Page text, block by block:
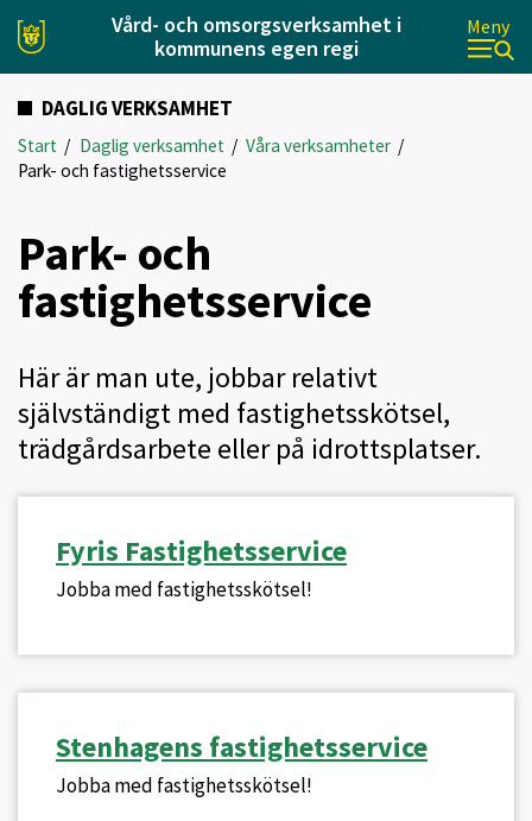
Vård- och omsorgsverksamhet i
kommunens egen regi
Meny
DAGLIG VERKSAMHET
Start / Daglig verksamhet / Våra verksamheter /
Park- och fastighetsservice
Park- och
fastighetsservice
Här är man ute, jobbar relativt
självständigt med fastighetsskötsel,
trädgårdsarbete eller på idrottsplatser.
Fyris Fastighetsservice
Jobba med fastighetsskötsel!
Stenhagens fastighetsservice
Jobba med fastighetsskötsel!